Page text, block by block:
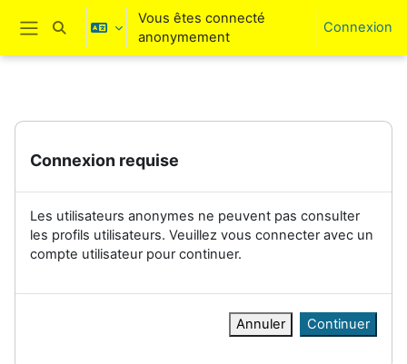
Passer au contenu principal
Panneau latéral
Activer/désactiver la saisie de recherche
Vous êtes connecté
anonymement
Connexion
Connexion requise
Les utilisateurs anonymes ne peuvent pas consulter
les profils utilisateurs. Veuillez vous connecter avec un
compte utilisateur pour continuer.
Annuler Continuer